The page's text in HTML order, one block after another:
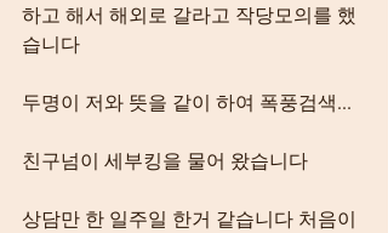
하고 해서 해외로 갈라고 작당모의를 했
습니다
두명이 저와 뜻을 같이 하여 폭풍검색...
친구넘이 세부킹을 물어 왔습니다
상담만 한 일주일 한거 같습니다 처음이